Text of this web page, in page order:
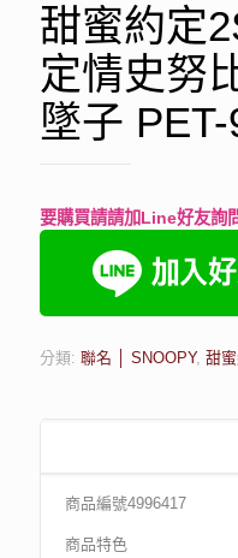
甜蜜約定
定情史努
墜子 PET-
要購買請請加Line好友詢
分類: 聯名 │ SNOOPY, 甜
商品編號4996417
商品特色